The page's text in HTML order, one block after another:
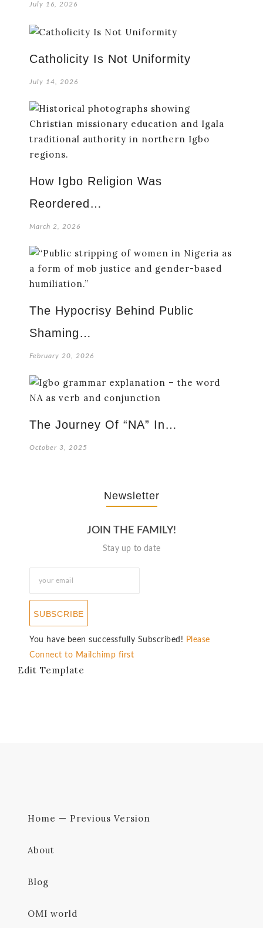
July 16, 2026
Catholicity Is Not Uniformity
July 14, 2026
How Igbo Religion Was
Reordered…
March 2, 2026
The Hypocrisy Behind Public
Shaming…
February 20, 2026
The Journey Of “NA” In…
October 3, 2025
Newsletter
JOIN THE FAMILY!
Stay up to date
SUBSCRIBE
You have been successfully Subscribed! Please
Connect to Mailchimp first
Edit Template
Home — Previous Version
About
Blog
OMI world